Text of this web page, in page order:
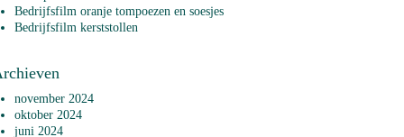
Bedrijfsfilm oranje tompoezen en soesjes
Bedrijfsfilm kerststollen
november 2024
oktober 2024
juni 2024